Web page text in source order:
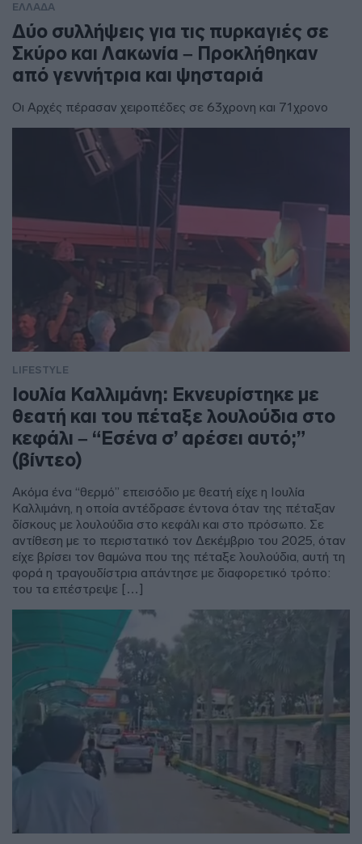
ΕΛΛΑΔΑ
Δύο συλλήψεις για τις πυρκαγιές σε
Σκύρο και Λακωνία – Προκλήθηκαν
από γεννήτρια και ψησταριά
Οι Αρχές πέρασαν χειροπέδες σε 63χρονη και 71χρονο
LIFESTYLE
Ιουλία Καλλιμάνη: Εκνευρίστηκε με
θεατή και του πέταξε λουλούδια στο
κεφάλι – “Εσένα σ’ αρέσει αυτό;”
(βίντεο)
Ακόμα ένα “θερμό” επεισόδιο με θεατή είχε η Ιουλία
Καλλιμάνη, η οποία αντέδρασε έντονα όταν της πέταξαν
δίσκους με λουλούδια στο κεφάλι και στο πρόσωπο. Σε
αντίθεση με το περιστατικό τον Δεκέμβριο του 2025, όταν
είχε βρίσει τον θαμώνα που της πέταξε λουλούδια, αυτή τη
φορά η τραγουδίστρια απάντησε με διαφορετικό τρόπο:
του τα επέστρεψε […]